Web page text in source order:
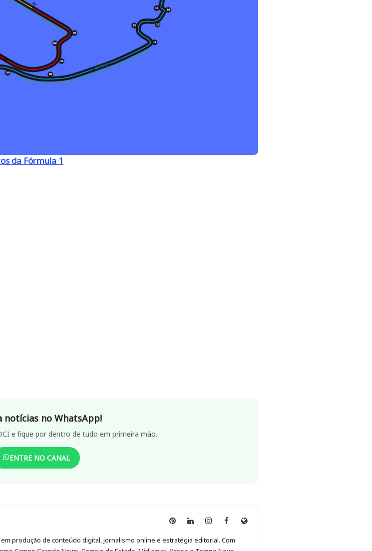
da Fórmula 1
notícias no WhatsApp!
e fique por dentro de tudo em primeira mão.
ENTRE NO CANAL
Anny
no
Anny
no
Anny
no
Anny
no
Site
produção de conteúdo digital, jornalismo online e estratégia editorial. Com